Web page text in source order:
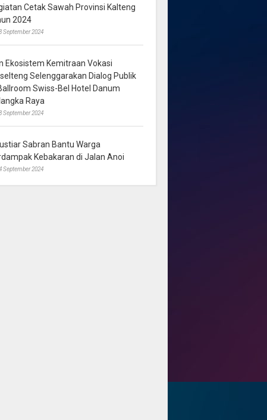
Cetak Sawah Provinsi Kalteng
2024
September 2024
Ekosistem Kemitraan Vokasi
Selenggarakan Dialog Publik
Swiss-Bel Hotel Danum
Raya
September 2024
Sabran Bantu Warga
Kebakaran di Jalan Anoi
September 2024